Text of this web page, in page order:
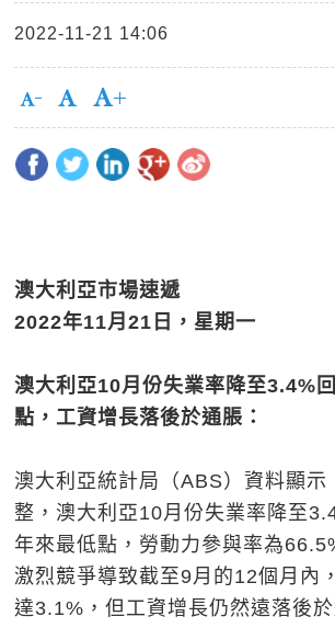
2022-11-21 14:06
澳大利亞市場速遞
2022年11月21 日，星期一
澳大利亞10月份失業率降至3.4%
點，工資增長落後於通脹：
澳大利亞統計局（ABS）資料顯示
整，澳大利亞10月份失業率降至
年來最低點，勞動力參與率為
激烈競爭導致截至9月的12個月內
達3.1%，但工資增長仍然遠落後